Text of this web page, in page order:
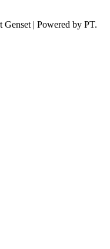
Genset | Powered by PT.